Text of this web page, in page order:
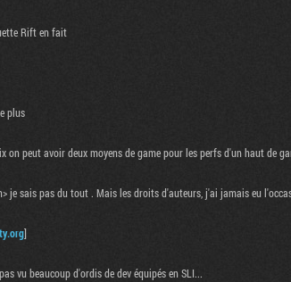
Rift en fait
plus
on peut avoir deux moyens de game pour les perfs d'un haut de
je sais pas du tout . Mais les droits d'auteurs, j'ai jamais eu
]
vu beaucoup d'ordis de dev équipés en SLI...